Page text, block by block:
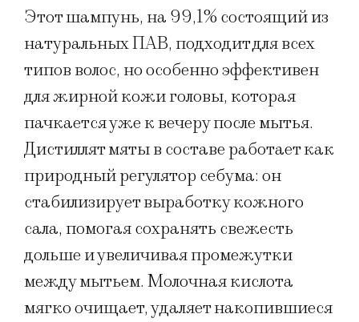
Этот шампунь, на 99,1% состоящий из
натуральных ПАВ, подходит для всех
типов волос, но особенно эффективен
для жирной кожи головы, которая
пачкается уже к вечеру после мытья.
Дистиллят мяты в составе работает как
природный регулятор себума: он
стабилизирует выработку кожного
сала, помогая сохранять свежесть
дольше и увеличивая промежутки
между мытьем. Молочная кислота
мягко очищает, удаляет накопившиеся